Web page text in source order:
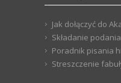
Jak dołączyć do
Składanie podania
Poradnik pisania
Streszczenie